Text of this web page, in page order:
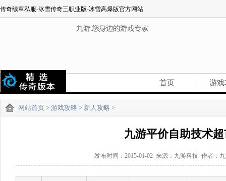
传奇续章私服-冰雪传奇三职业版-冰雪高爆版官方网站
首页 游戏
网站首页 > 游戏攻略 > 新人攻略 >
九游平价自助技术
发布时间：2015-01-02 来源：九游科技 作者：